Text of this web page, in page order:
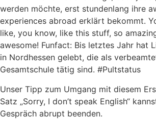
werden möchte, erst stundenlang ihre
experiences abroad erklärt bekommt.
like, you know, like this stuff, so
awesome! Funfact: Bis letztes Jahr hat
in Nordhessen gelebt, die als
Gesamtschule tätig sind. #Pultstatus
Unser Tipp zum Umgang mit diesem
Satz „Sorry, I don’t speak English“
Gespräch abrupt beenden.